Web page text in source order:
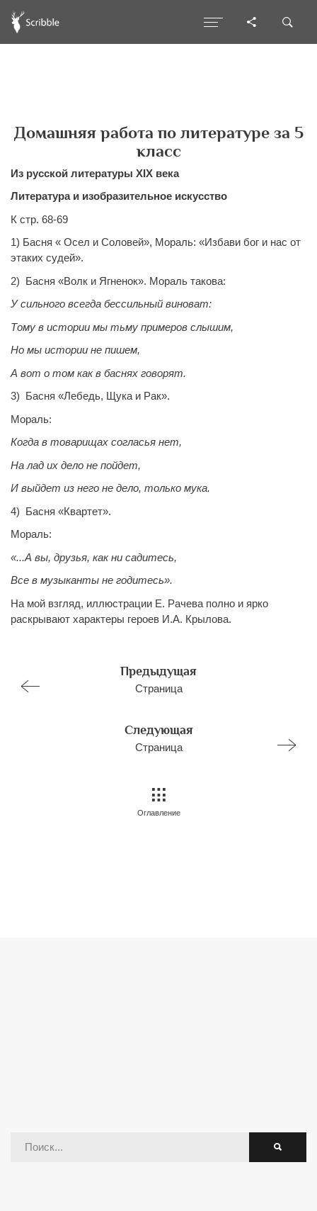
Домашняя работа по литературе за 5
класс
Из русской литературы XIX века
Литература и изобразительное искусство
К стр. 68-69
1) Басня « Осел и Соловей», Мораль: «Избави бог и нас от
этаких судей».
2) Басня «Волк и Ягненок». Мораль такова:
У сильного всегда бессильный виноват:
Тому в истории мы тьму примеров слышим,
Но мы истории не пишем,
А вот о том как в баснях говорят.
3) Басня «Лебедь, Щука и Рак».
Мораль:
Когда в товарищах согласья нет,
На лад их дело не пойдет,
И выйдет из него не дело, только мука.
4) Басня «Квартет».
Мораль:
«...А вы, друзья, как ни садитесь,
Все в музыканты не годитесь».
На мой взгляд, иллюстрации Е. Рачева полно и ярко
раскрывают характеры героев И.А. Крылова.
Предыдущая
Страница
Следующая
Страница
Оглавление